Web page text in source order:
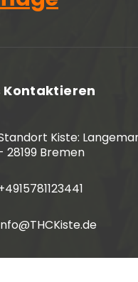
Kontaktieren
Kiste:
28199 Bremen